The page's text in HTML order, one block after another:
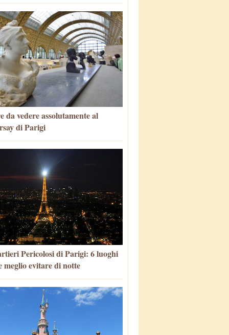
da vedere assolutamente al
di Parigi
Pericolosi di Parigi: 6 luoghi
meglio evitare di notte